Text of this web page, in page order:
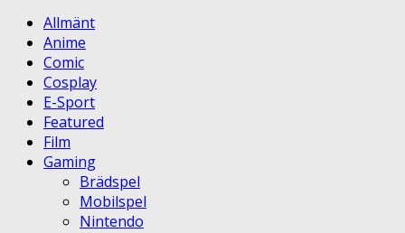
Allmänt
Anime
Comic
Cosplay
E-Sport
Featured
Film
Gaming
Brädspel
Mobilspel
Nintendo